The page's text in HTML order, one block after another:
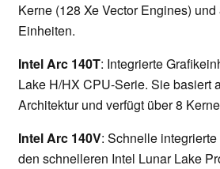
Kerne (128 Xe Vector Engines)
Einheiten.
Intel Arc 140T: Integrierte
Lake H/HX CPU-Serie. Sie basiert
Architektur und verfügt über 8
Intel Arc 140V: Schnelle
den schnelleren Intel Lunar Lake